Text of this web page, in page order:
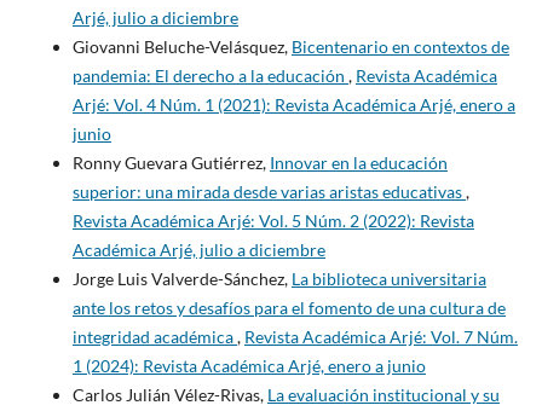
Arjé, julio a diciembre
Giovanni Beluche-Velásquez, Bicentenario en contextos de
pandemia: El derecho a la educación , Revista Académica
Arjé: Vol. 4 Núm. 1 (2021): Revista Académica Arjé, enero a
junio
Ronny Guevara Gutiérrez, Innovar en la educación
superior: una mirada desde varias aristas educativas,
Revista Académica Arjé: Vol. 5 Núm. 2 (2022): Revista
Académica Arjé, julio a diciembre
Jorge Luis Valverde-Sánchez, La biblioteca universitaria
ante los retos y desafíos para el fomento de una cultura de
integridad académica, Revista Académica Arjé: Vol. 7 Núm.
1 (2024): Revista Académica Arjé, enero a junio
Carlos Julián Vélez-Rivas, La evaluación institucional y su